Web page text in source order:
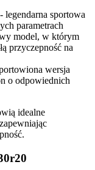
legendarna sportowa
parametrach
model, w którym
przyczepność na
wersja
o odpowiednich
idealne